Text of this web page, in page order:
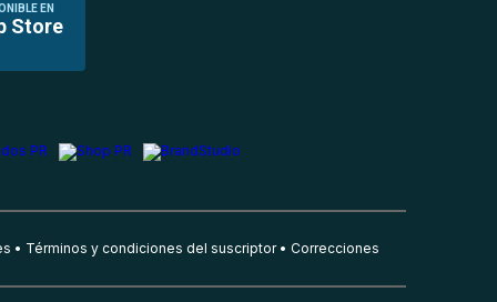
EN
Store
Términos y condiciones del suscriptor Correcciones